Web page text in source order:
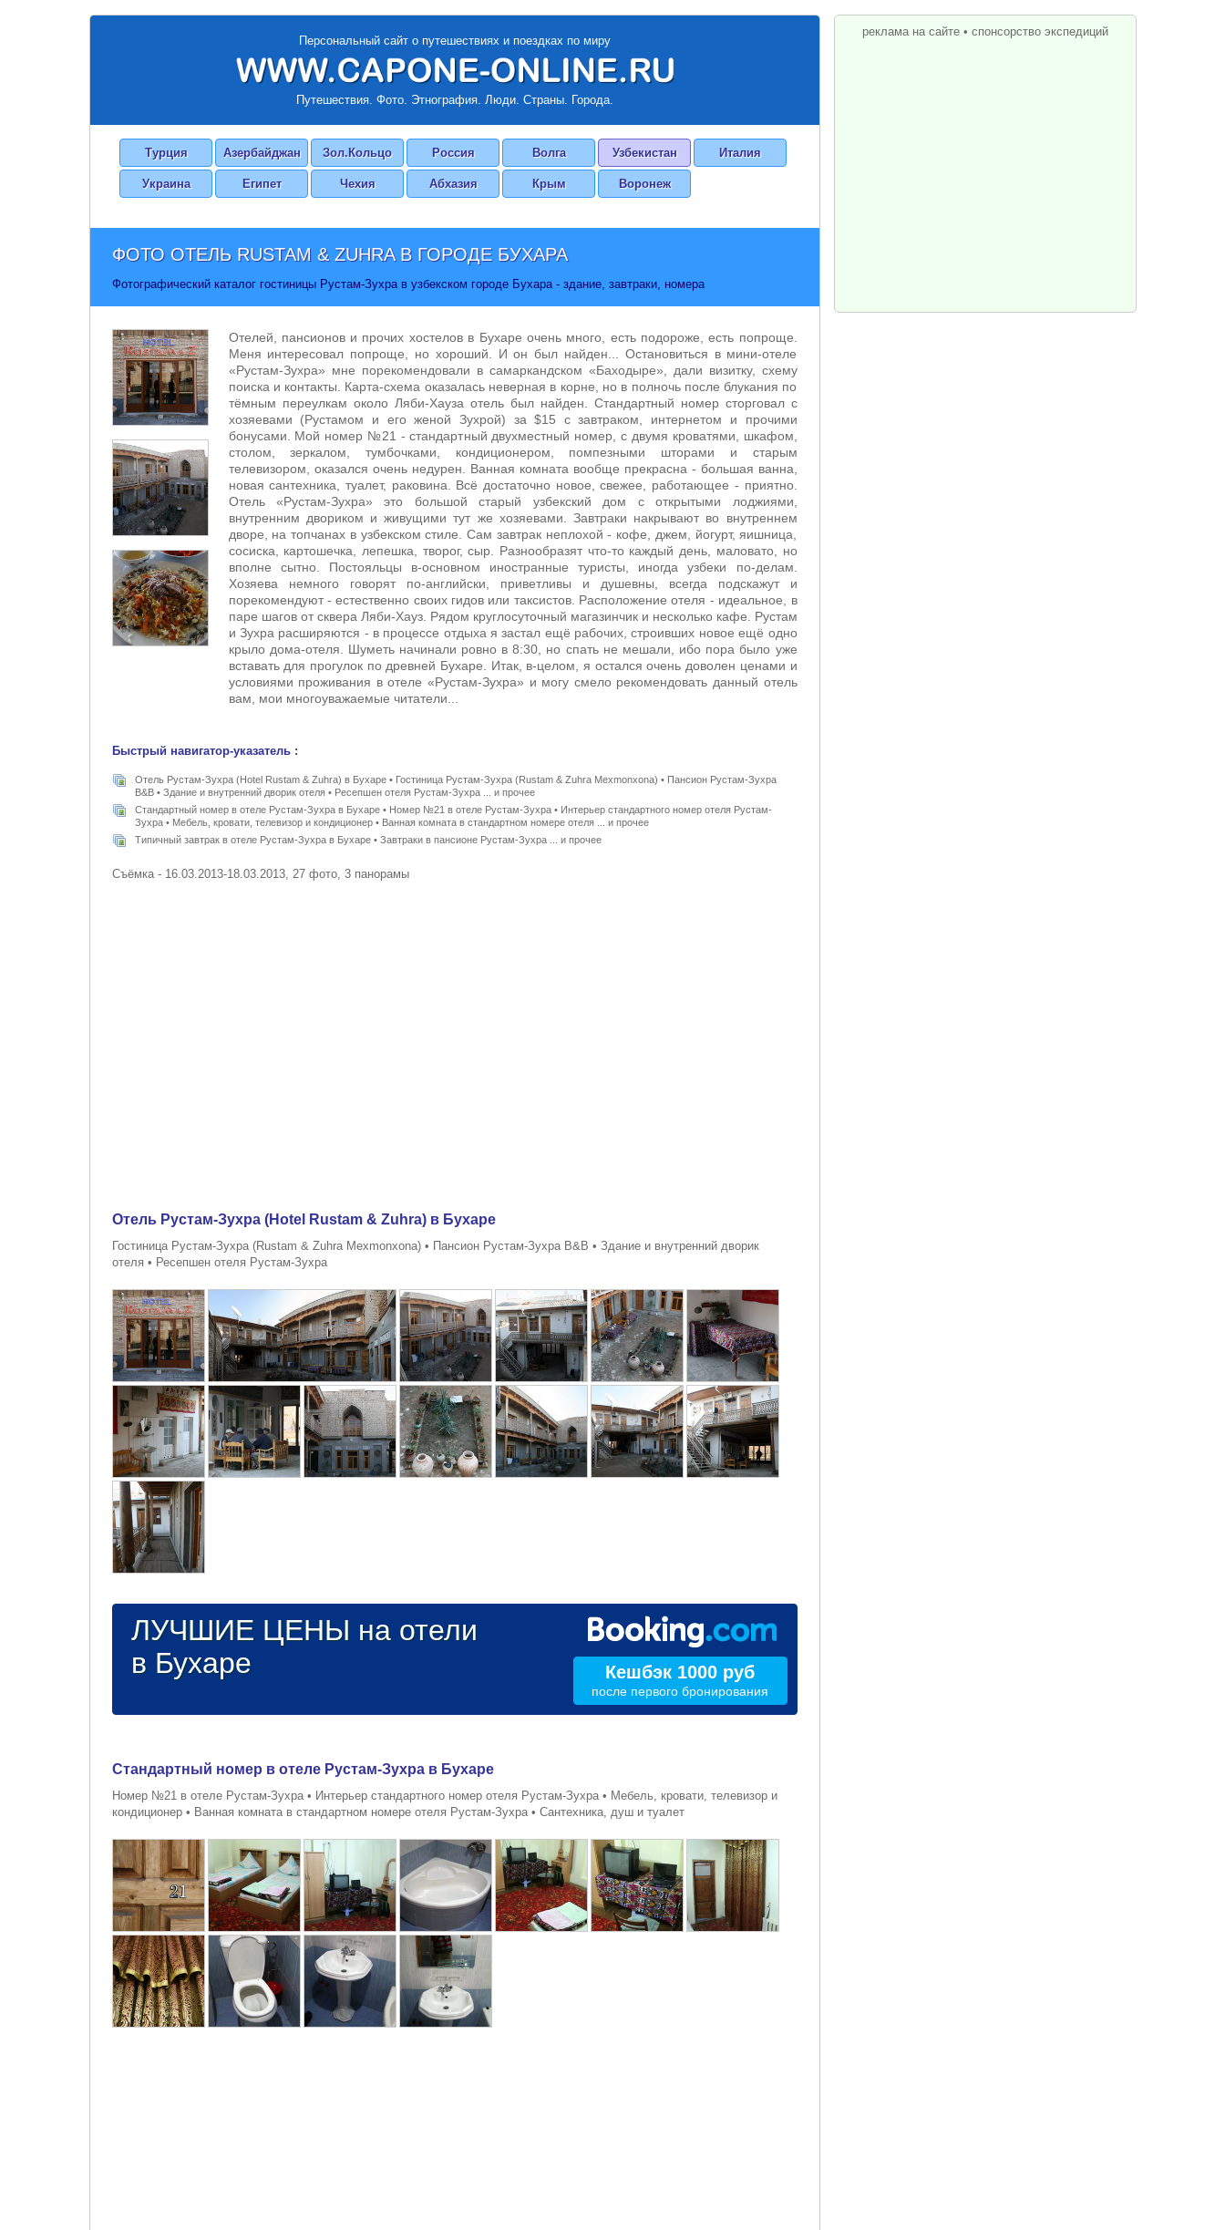
Персональный сайт о путешествиях и поездках по миру
Путешествия. Фото. Этнография. Люди. Страны. Города.
Турция Азербайджан Зол.Кольцо Россия Волга Узбекистан Италия
Украина Египет Чехия Абхазия Крым Воронеж
ФОТО ОТЕЛЬ RUSTAM & ZUHRAВ ГОРОДЕ БУХАРА
Фотографический каталог гостиницы Рустам-Зухра в узбекском городе Бухара - здание, завтраки, номера
Отелей, пансионов и прочих хостелов в Бухаре очень много, есть подороже, есть попроще.
Меня интересовал попроще, но хороший. И он был найден... Остановиться в мини-отеле
«Рустам-Зухра» мне порекомендовали в самаркандском «Баходыре», дали визитку, схему
поиска и контакты. Карта-схема оказалась неверная в корне, но в полночь после блукания по
тёмным переулкам около Ляби-Хауза отель был найден. Стандартный номер сторговал с
хозяевами (Рустамом и его женой Зухрой) за $15 с завтраком, интернетом и прочими
бонусами. Мой номер №21 - стандартный двухместный номер, с двумя кроватями, шкафом,
столом, зеркалом, тумбочками, кондиционером, помпезными шторами и старым
телевизором, оказался очень недурен. Ванная комната вообще прекрасна - большая ванна,
новая сантехника, туалет, раковина. Всё достаточно новое, свежее, работающее - приятно.
Отель «Рустам-Зухра» это большой старый узбекский дом с открытыми лоджиями,
внутренним двориком и живущими тут же хозяевами. Завтраки накрывают во внутреннем
дворе, на топчанах в узбекском стиле. Сам завтрак неплохой - кофе, джем, йогурт, яишница,
сосиска, картошечка, лепешка, творог, сыр. Разнообразят что-то каждый день, маловато, но
вполне сытно. Постояльцы в-основном иностранные туристы, иногда узбеки по-делам.
Хозяева немного говорят по-английски, приветливы и душевны, всегда подскажут и
порекомендуют - естественно своих гидов или таксистов. Расположение отеля - идеальное, в
паре шагов от сквера Ляби-Хауз. Рядом круглосуточный магазинчик и несколько кафе. Рустам
и Зухра расширяются - в процессе отдыха я застал ещё рабочих, строивших новое ещё одно
крыло дома-отеля. Шуметь начинали ровно в 8:30, но спать не мешали, ибо пора было уже
вставать для прогулок по древней Бухаре. Итак, в-целом, я остался очень доволен ценами и
условиями проживания в отеле «Рустам-Зухра» и могу смело рекомендовать данный отель
вам, мои многоуважаемые читатели...
Быстрый навигатор-указатель :
Отель Рустам-Зухра (Hotel Rustam & Zuhra) в Бухаре • Гостиница Рустам-Зухра (Rustam & Zuhra Mexmonxona) • Пансион Рустам-Зухра
B&B • Здание и внутренний дворик отеля • Ресепшен отеля Рустам-Зухра ... и прочее
Стандартный номер в отеле Рустам-Зухра в Бухаре • Номер №21 в отеле Рустам-Зухра • Интерьер стандартного номер отеля Рустам-
Зухра • Мебель, кровати, телевизор и кондиционер • Ванная комната в стандартном номере отеля ... и прочее
Типичный завтрак в отеле Рустам-Зухра в Бухаре • Завтраки в пансионе Рустам-Зухра ... и прочее
Съёмка - 16.03.2013-18.03.2013, 27 фото, 3 панорамы
Отель Рустам-Зухра (Hotel Rustam & Zuhra) в Бухаре
Гостиница Рустам-Зухра (Rustam & Zuhra Mexmonxona) • Пансион Рустам-Зухра B&B • Здание и внутренний дворик
отеля • Ресепшен отеля Рустам-Зухра
ЛУЧШИЕ ЦЕНЫ на отели
в Бухаре
Кешбэк 1000 руб
после первого бронирования
Стандартный номер в отеле Рустам-Зухра в Бухаре
Номер №21 в отеле Рустам-Зухра • Интерьер стандартного номер отеля Рустам-Зухра • Мебель, кровати, телевизор и
кондиционер • Ванная комната в стандартном номере отеля Рустам-Зухра • Сантехника, душ и туалет
реклама на сайте• спонсорство экспедиций